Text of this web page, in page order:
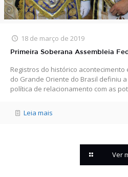
18 de março de 2019
Primeira Soberana Assembleia
Registros do histórico acontecimento
do Grande Oriente do Brasil definiu
política de relacionamento com as
Leia mais
Ver